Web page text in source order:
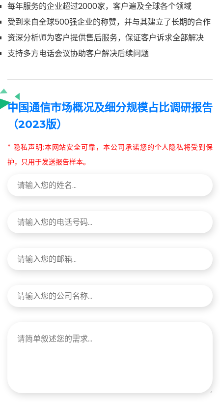
每年服务的企业超过2000家，客户遍及全球各个领域
受到来自全球500强企业的称赞，并与其建立了长期的合作
资深分析师为客户提供售后服务，保证客户诉求全部解决
支持多方电话会议协助客户解决后续问题
中国通信市场概况及细分规模占比调研报告
（2023版）
* 隐私声明:本网站安全可靠，本公司承诺您的个人隐私将受到保
护，只用于发送报告样本。